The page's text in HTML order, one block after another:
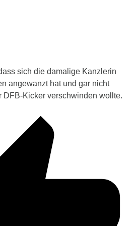
sich die damalige Kanzlerin
angewanzt hat und gar nicht
DFB-Kicker verschwinden wollte.